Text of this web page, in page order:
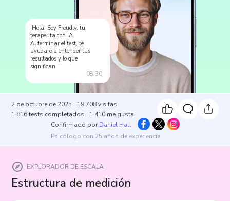
¡Hola! Soy Freudly, tu
terapeuta con IA.
Al terminar el test, te
ayudaré a entender tus
resultados y lo que
significan.
08:30
2 de octubre de 2025 19 708 visitas
1 816 tests completados 1 410 me gusta
Confirmado por Daniel Hall
Psicólogo con 25 años de experiencia
EXPLORADOR DE ESCALA
Estructura de medición